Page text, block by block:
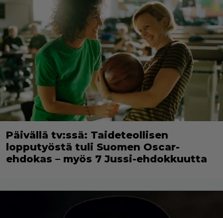
Päivällä tv:ssä: Taideteollisen
lopputyöstä tuli Suomen Oscar-
ehdokas – myös 7 Jussi-ehdokkuutta